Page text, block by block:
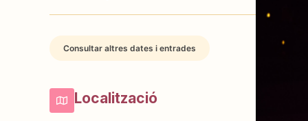
Consultar altres dates i entrades
Localització